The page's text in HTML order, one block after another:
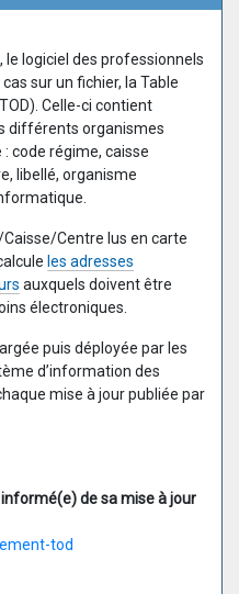
logiciel des professionnels
sur un fichier, la Table
Celle-ci contient
différents organismes
code régime, caisse
libellé, organisme
Centre lus en carte
les adresses
auxquels doivent être
électroniques.
puis déployée par les
d’information des
mise à jour publiée par
de sa mise à jour
tod